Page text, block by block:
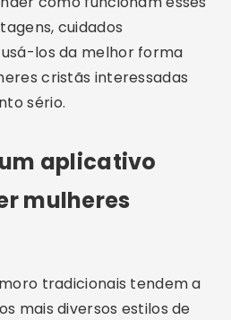
cuidados
los da melhor forma
cristãs interessadas
sério.
aplicativo
mulheres
tradicionais tendem a
mais diversos estilos de